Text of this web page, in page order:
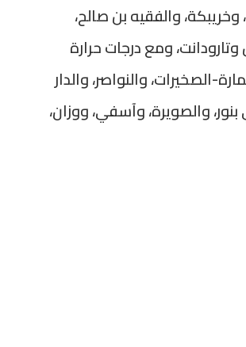
والفقيه بن صالح،
ومع درجات حرارة
وتمارة-الصخيرات، والنواصر، والدار
والصويرة، وآسفي، ووزان،